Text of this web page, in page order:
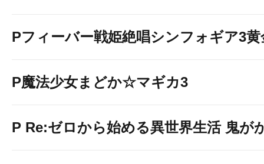
近隣 駐車場
Pフィーバー戦姫絶唱シンフォギア3黄
P魔法少女まどか☆マギカ3
P Re:ゼロから始める異世界生活 鬼が